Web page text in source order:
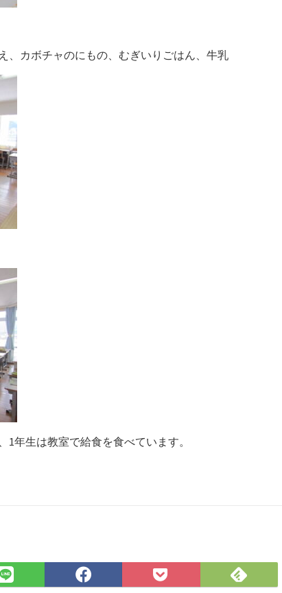
、カボチャのにもの、むぎいりごはん、牛乳
年生は教室で給食を食べています。
LINE
FacebookPocket Feedly